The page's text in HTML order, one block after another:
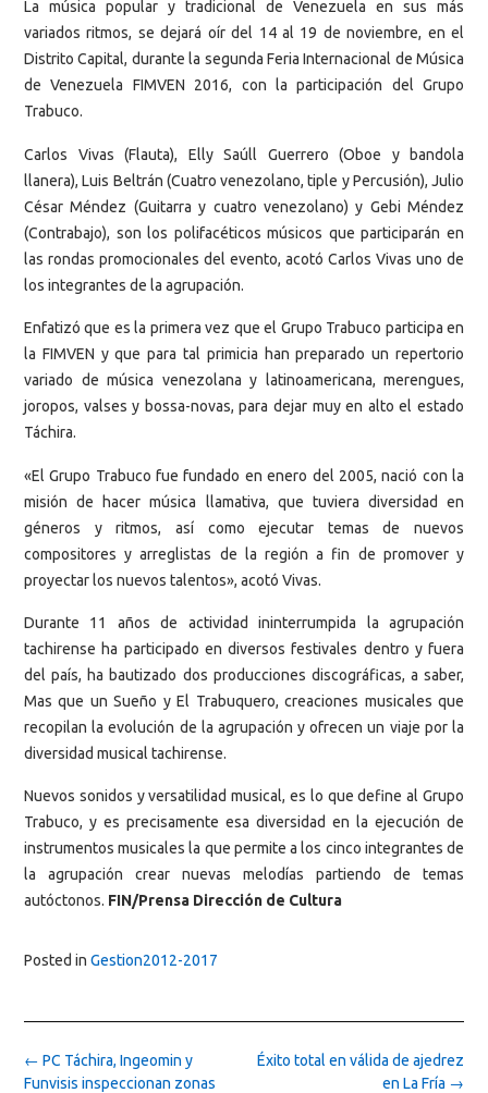
La música popular y tradicional de Venezuela en sus más
variados ritmos, se dejará oír del 14 al 19 de noviembre, en el
Distrito Capital, durante la segunda Feria Internacional de Música
de Venezuela FIMVEN 2016, con la participación del Grupo
Trabuco.
Carlos Vivas (Flauta), Elly Saúll Guerrero (Oboe y bandola
llanera), Luis Beltrán (Cuatro venezolano, tiple y Percusión), Julio
César Méndez (Guitarra y cuatro venezolano) y Gebi Méndez
(Contrabajo), son los polifacéticos músicos que participarán en
las rondas promocionales del evento, acotó Carlos Vivas uno de
los integrantes de la agrupación.
Enfatizó que es la primera vez que el Grupo Trabuco participa en
la FIMVEN y que para tal primicia han preparado un repertorio
variado de música venezolana y latinoamericana, merengues,
joropos, valses y bossa-novas, para dejar muy en alto el estado
Táchira.
«El Grupo Trabuco fue fundado en enero del 2005, nació con la
misión de hacer música llamativa, que tuviera diversidad en
géneros y ritmos, así como ejecutar temas de nuevos
compositores y arreglistas de la región a fin de promover y
proyectar los nuevos talentos», acotó Vivas.
Durante 11 años de actividad ininterrumpida la agrupación
tachirense ha participado en diversos festivales dentro y fuera
del país, ha bautizado dos producciones discográficas, a saber,
Mas que un Sueño y El Trabuquero, creaciones musicales que
recopilan la evolución de la agrupación y ofrecen un viaje por la
diversidad musical tachirense.
Nuevos sonidos y versatilidad musical, es lo que define al Grupo
Trabuco, y es precisamente esa diversidad en la ejecución de
instrumentos musicales la que permite a los cinco integrantes de
la agrupación crear nuevas melodías partiendo de temas
autóctonos. FIN/Prensa Dirección de Cultura
Posted in Gestion2012-2017
Post
navigation
Éxito total en válida de ajedrez
en La Fría →
← PC Táchira, Ingeomin y
Funvisis inspeccionan zonas